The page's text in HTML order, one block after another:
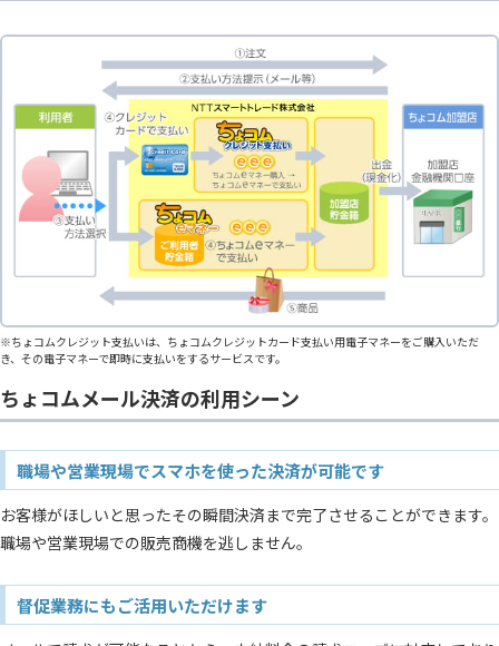
※ちょコムクレジット支払いは、ちょコムクレジットカード支払い用電子マネーをご購入いただ
き、その電子マネーで即時に支払いをするサービスです。
ちょコムメール決済の利用シーン
職場や営業現場でスマホを使った決済が可能です
お客様がほしいと思ったその瞬間決済まで完了させることができます。
職場や営業現場での販売商機を逃しません。
督促業務にもご活用いただけます